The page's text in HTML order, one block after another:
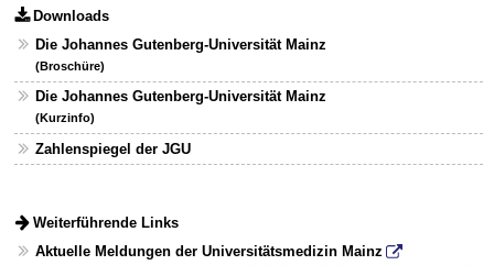
Downloads
Die Johannes Gutenberg-Universität Mainz
(Broschüre)
Die Johannes Gutenberg-Universität Mainz
(Kurzinfo)
Zahlenspiegel der JGU
Weiterführende Links
Aktuelle Meldungen der Universitätsmedizin Mainz